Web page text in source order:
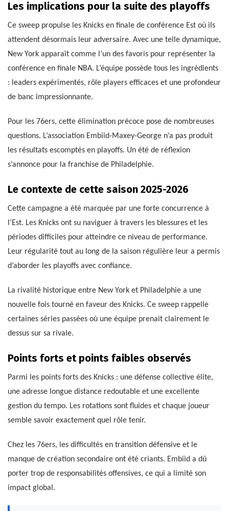
Les implications pour la suite des playoffs
Ce sweep propulse les Knicks en finale de conférence Est où ils
attendent désormais leur adversaire. Avec une telle dynamique,
New York apparaît comme l’un des favoris pour représenter la
conférence en finale NBA. L’équipe possède tous les ingrédients
: leaders expérimentés, rôle players efficaces et une profondeur
de banc impressionnante.
Pour les 76ers, cette élimination précoce pose de nombreuses
questions. L’association Embiid-Maxey-George n’a pas produit
les résultats escomptés en playoffs. Un été de réflexion
s’annonce pour la franchise de Philadelphie.
Le contexte de cette saison 2025-2026
Cette campagne a été marquée par une forte concurrence à
l’Est. Les Knicks ont su naviguer à travers les blessures et les
périodes difficiles pour atteindre ce niveau de performance.
Leur régularité tout au long de la saison régulière leur a permis
d’aborder les playoffs avec confiance.
La rivalité historique entre New York et Philadelphie a une
nouvelle fois tourné en faveur des Knicks. Ce sweep rappelle
certaines séries passées où une équipe prenait clairement le
dessus sur sa rivale.
Points forts et points faibles observés
Parmi les points forts des Knicks : une défense collective élite,
une adresse longue distance redoutable et une excellente
gestion du tempo. Les rotations sont fluides et chaque joueur
semble savoir exactement quel rôle tenir.
Chez les 76ers, les difficultés en transition défensive et le
manque de création secondaire ont été criants. Embiid a dû
porter trop de responsabilités offensives, ce qui a limité son
impact global.